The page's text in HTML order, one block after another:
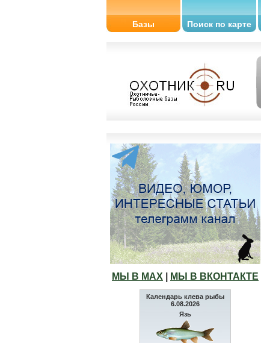
Базы Поиск по карте
МЫ В МАХ МЫ В ВКОНТАКТЕ
Календарь клева рыбы
6.08.2026
Язь